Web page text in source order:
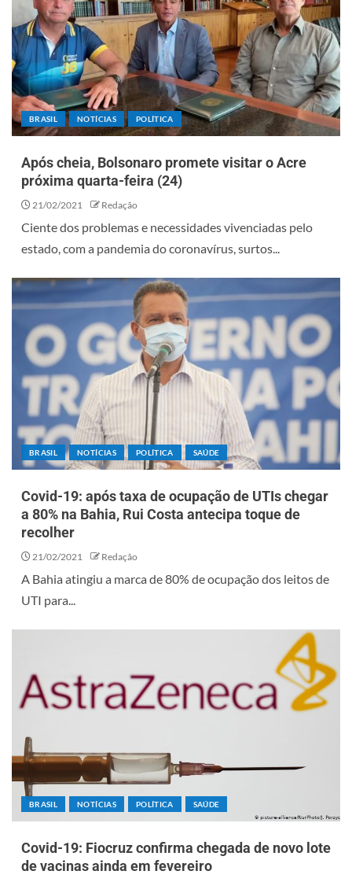
BRASIL NOTÍCIAS POLÍTICA
Após cheia, Bolsonaro promete visitar o Acre
próxima quarta-feira (24)
21/02/2021 Redação
Ciente dos problemas e necessidades vivenciadas pelo
estado, com a pandemia do coronavírus, surtos...
BRASIL NOTÍCIAS POLÍTICA SAÚDE
Covid-19: após taxa de ocupação de UTIs chegar
a 80% na Bahia, Rui Costa antecipa toque de
recolher
21/02/2021 Redação
A Bahia atingiu a marca de 80% de ocupação dos leitos de
UTI para...
BRASIL NOTÍCIAS POLÍTICA SAÚDE
Covid-19: Fiocruz confirma chegada de novo lote
de vacinas ainda em fevereiro